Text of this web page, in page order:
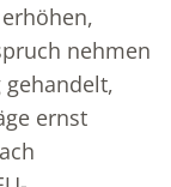
nehmen
ernst